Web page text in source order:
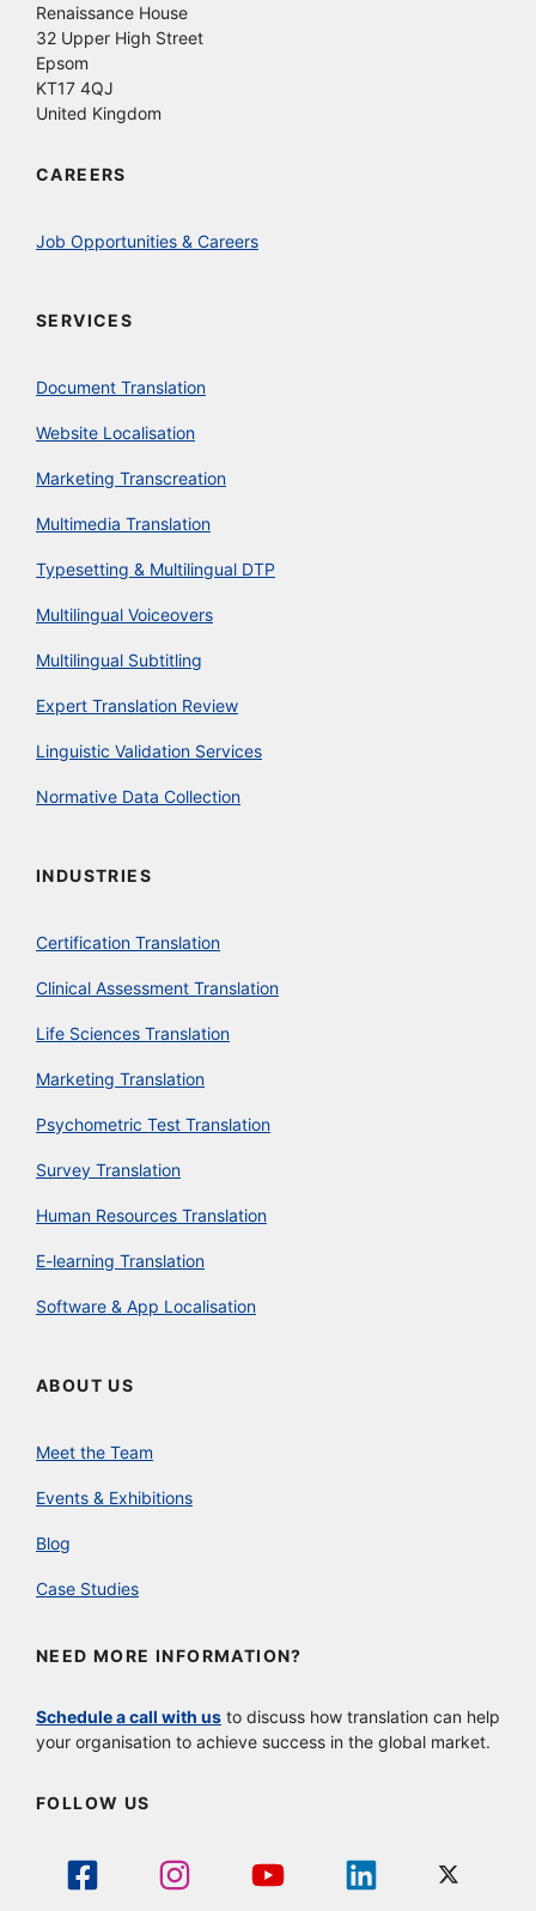
Renaissance House
32 Upper High Street
Epsom
KT17 4QJ
United Kingdom
CAREERS
Job Opportunities & Careers
SERVICES
Document Translation
Website Localisation
Marketing Transcreation
Multimedia Translation
Typesetting & Multilingual DTP
Multilingual Voiceovers
Multilingual Subtitling
Expert Translation Review
Linguistic Validation Services
Normative Data Collection
INDUSTRIES
Certification Translation
Clinical Assessment Translation
Life Sciences Translation
Marketing Translation
Psychometric Test Translation
Survey Translation
Human Resources Translation
E-learning Translation
Software & App Localisation
ABOUT US
Meet the Team
Events & Exhibitions
Blog
Case Studies
NEED MORE INFORMATION?
Schedule a call with us to discuss how translation can help
your organisation to achieve success in the global market.
FOLLOW US